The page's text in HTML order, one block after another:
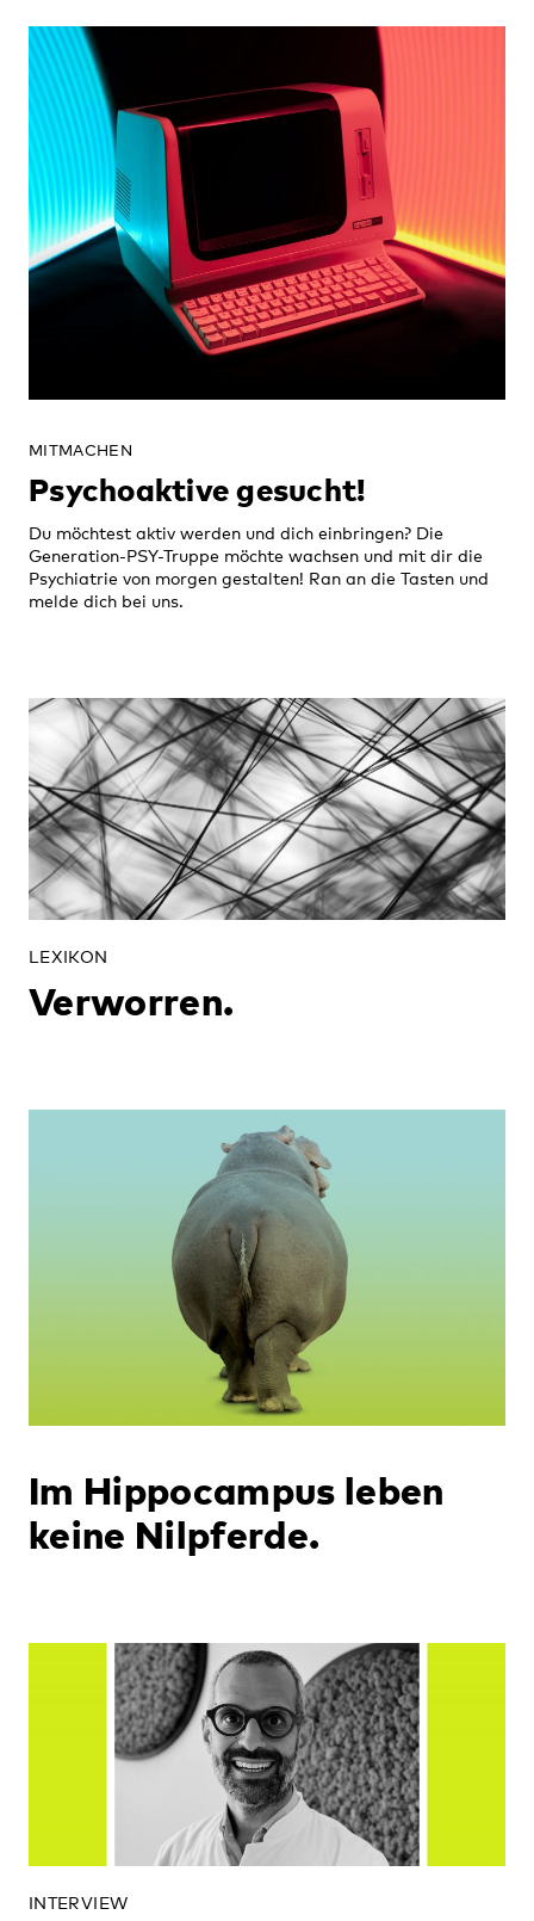
MITMACHEN
Psychoaktive gesucht!
Du möchtest aktiv werden und dich einbringen? Die
Generation-PSY-Truppe möchte wachsen und mit dir die
Psychiatrie von morgen gestalten! Ran an die Tasten und
melde dich bei uns.
LEXIKON
Verworren.
Im Hippocampus leben
keine Nilpferde.
INTERVIEW